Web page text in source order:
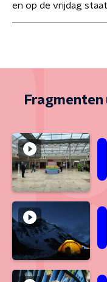
en op de vrijdag